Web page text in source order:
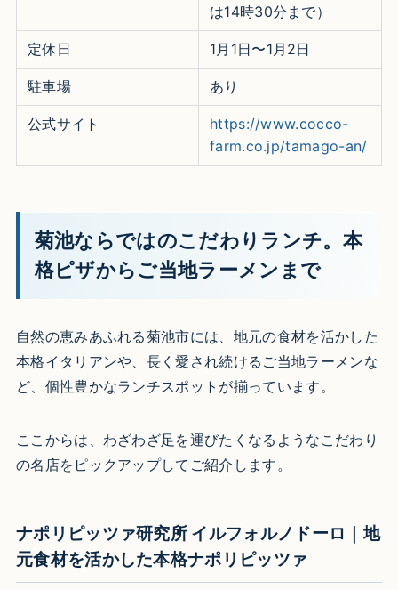
は14時30分まで）
定休日 1月1日〜1月2日
駐車場 あり
公式サイト
https://www.cocco-
farm.co.jp/tamago-an/
菊池ならではのこだわりランチ。本
格ピザからご当地ラーメンまで
自然の恵みあふれる菊池市には、地元の食材を活かした
本格イタリアンや、長く愛され続けるご当地ラーメンな
ど、個性豊かなランチスポットが揃っています。
ここからは、わざわざ足を運びたくなるようなこだわり
の名店をピックアップしてご紹介します。
ナポリピッツァ研究所 イルフォルノドーロ｜地
元食材を活かした本格ナポリピッツァ